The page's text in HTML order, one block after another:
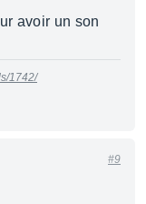
avoir un son
1742/
#9